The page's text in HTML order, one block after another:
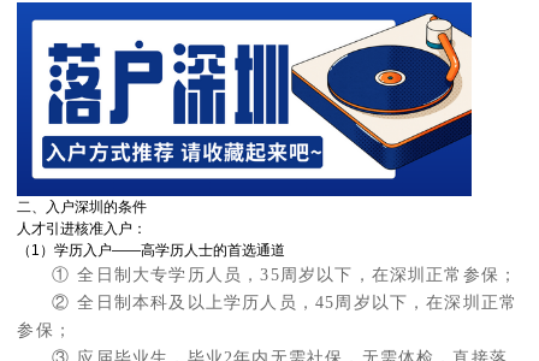
二、入户深圳的条件
人才引进核准入户：
（1）学历入户——高学历人士的首选通道
① 全日制大专学历人员，35周岁以下，在深圳正常参保；
② 全日制本科及以上学历人员，45周岁以下，在深圳正常
参保；
③ 应届毕业生，毕业2年内无需社保，无需体检，直接落